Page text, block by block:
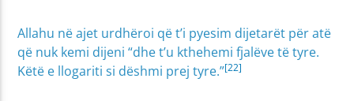
Allahu në ajet urdhëroi që t’i pyesim dijetarët për atë
që nuk kemi dijeni “dhe t’u kthehemi fjalëve të tyre.
Këtë e llogariti si dëshmi prej tyre.”[22]